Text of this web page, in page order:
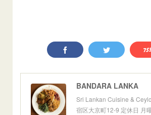
BANDARA LANKA
Sri Lankan Cuisine &
宿区大京町12-9 定休日